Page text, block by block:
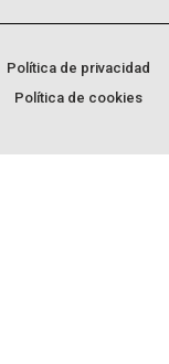
Política de privacidad
Política de cookies